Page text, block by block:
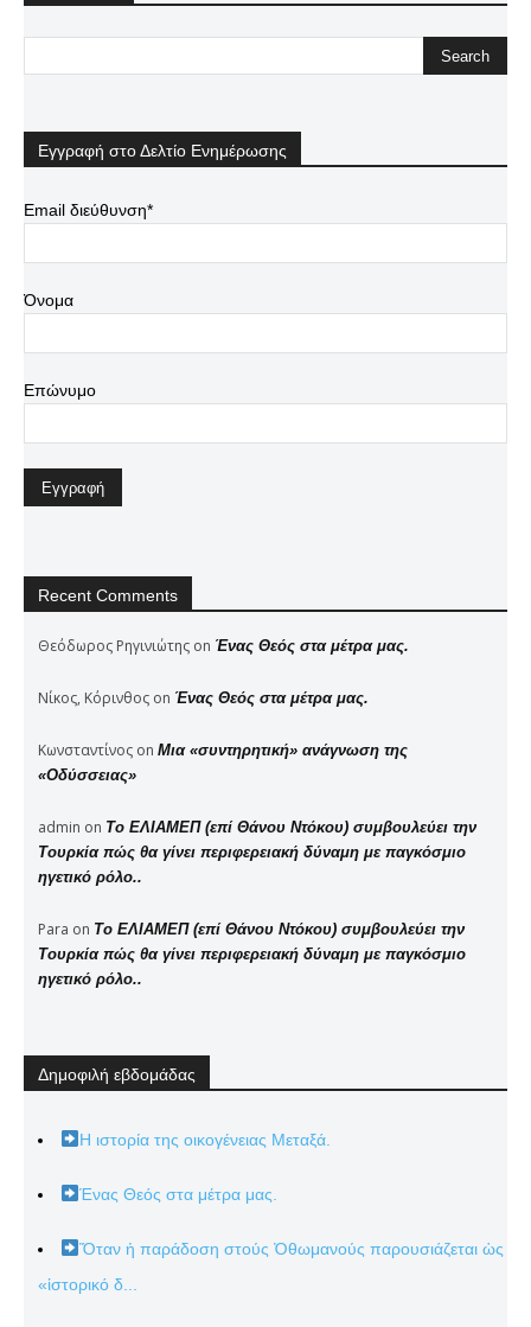
Εγγραφή στο Δελτίο Ενημέρωσης
Email διεύθυνση*
Όνομα
Επώνυμο
Recent Comments
Θεόδωρος Ρηγινιώτης on Ένας Θεός στα μέτρα μας.
Νίκος, Κόρινθος on Ένας Θεός στα μέτρα μας.
Κωνσταντίνος on Μια «συντηρητική» ανάγνωση της
«Οδύσσειας»
admin on Το ΕΛΙΑΜΕΠ (επί Θάνου Ντόκου) συμβουλεύει την
Τουρκία πώς θα γίνει περιφερειακή δύναμη με παγκόσμιο
ηγετικό ρόλο..
Para on Το ΕΛΙΑΜΕΠ (επί Θάνου Ντόκου) συμβουλεύει την
Τουρκία πώς θα γίνει περιφερειακή δύναμη με παγκόσμιο
ηγετικό ρόλο..
Δημοφιλή εβδομάδας
Η ιστορία της οικογένειας Μεταξά.
Ένας Θεός στα μέτρα μας.
Ὅταν ἡ παράδοση στούς Ὀθωμανούς παρουσιάζεται ὡς
«ἱστορικό δ...